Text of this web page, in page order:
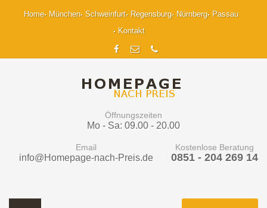
Home München Schweinfurt Regensburg Nürnberg
Passau
Kontakt
Öffnungszeiten
Mo - Sa: 09.00 - 20.00
Email
info@Homepage-nach-Preis.de
Kostenlose Beratung
0851 - 204 269 14